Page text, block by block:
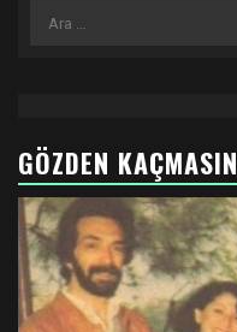
Arama:
GÖZDEN KAÇMASIN